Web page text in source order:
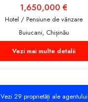
1,650,000 €
Hotel / Pensiune de vânzare
Buiucani, Chișinău
Vezi mai multe detalii
Vezi 29 proprietăți ale agentului